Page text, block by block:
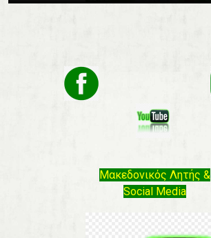
Μακεδονικός Λητής &
Social Media